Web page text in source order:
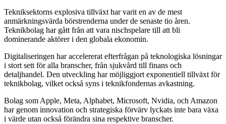
Tekniksektorns explosiva tillväxt har varit en av de mest
anmärkningsvärda börstrenderna under de senaste tio åren.
Teknikbolag har gått från att vara nischspelare till att bli
dominerande aktörer i den globala ekonomin.
Digitaliseringen har accelererat efterfrågan på teknologiska lösningar
i stort sett för alla branscher, från sjukvård till finans och
detaljhandel. Den utveckling har möjliggjort exponentiell tillväxt för
teknikbolag, vilket också syns i teknikfondernas avkastning.
Bolag som Apple, Meta, Alphabet, Microsoft, Nvidia, och Amazon
har genom innovation och strategiska förvärv lyckats inte bara växa
i värde utan också förändra sina respektive branscher.